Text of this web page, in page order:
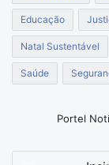
Educação
Natal Sustentável
Saúde
Portel